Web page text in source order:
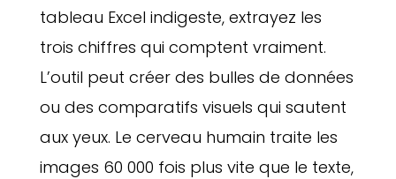
tableau Excel indigeste, extrayez les
trois chiffres qui comptent vraiment.
L’outil peut créer des bulles de données
ou des comparatifs visuels qui sautent
aux yeux. Le cerveau humain traite les
images 60 000 fois plus vite que le texte,